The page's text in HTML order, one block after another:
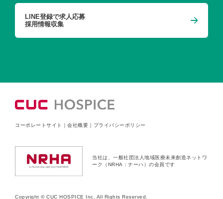
LINE登録で求人応募
採用情報収集
コーポレートサイト ｜ 会社概要 ｜ プライバシーポリシー
当社は、一般社団法人地域医療未来創造ネットワ
ーク（NRHA：ナーハ）の会員です
Copyright © CUC HOSPICE Inc. All Rights Reserved.